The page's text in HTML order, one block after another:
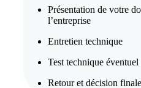
Présentation de votre
l’entreprise
Entretien technique
Test technique éventuel
Retour et décision finale